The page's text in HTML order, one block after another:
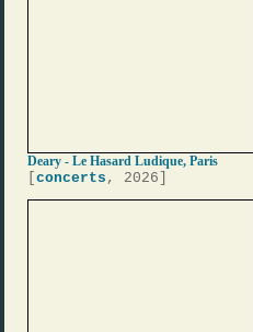
Deary - Le Hasard Ludique, Paris
[concerts , 2026]